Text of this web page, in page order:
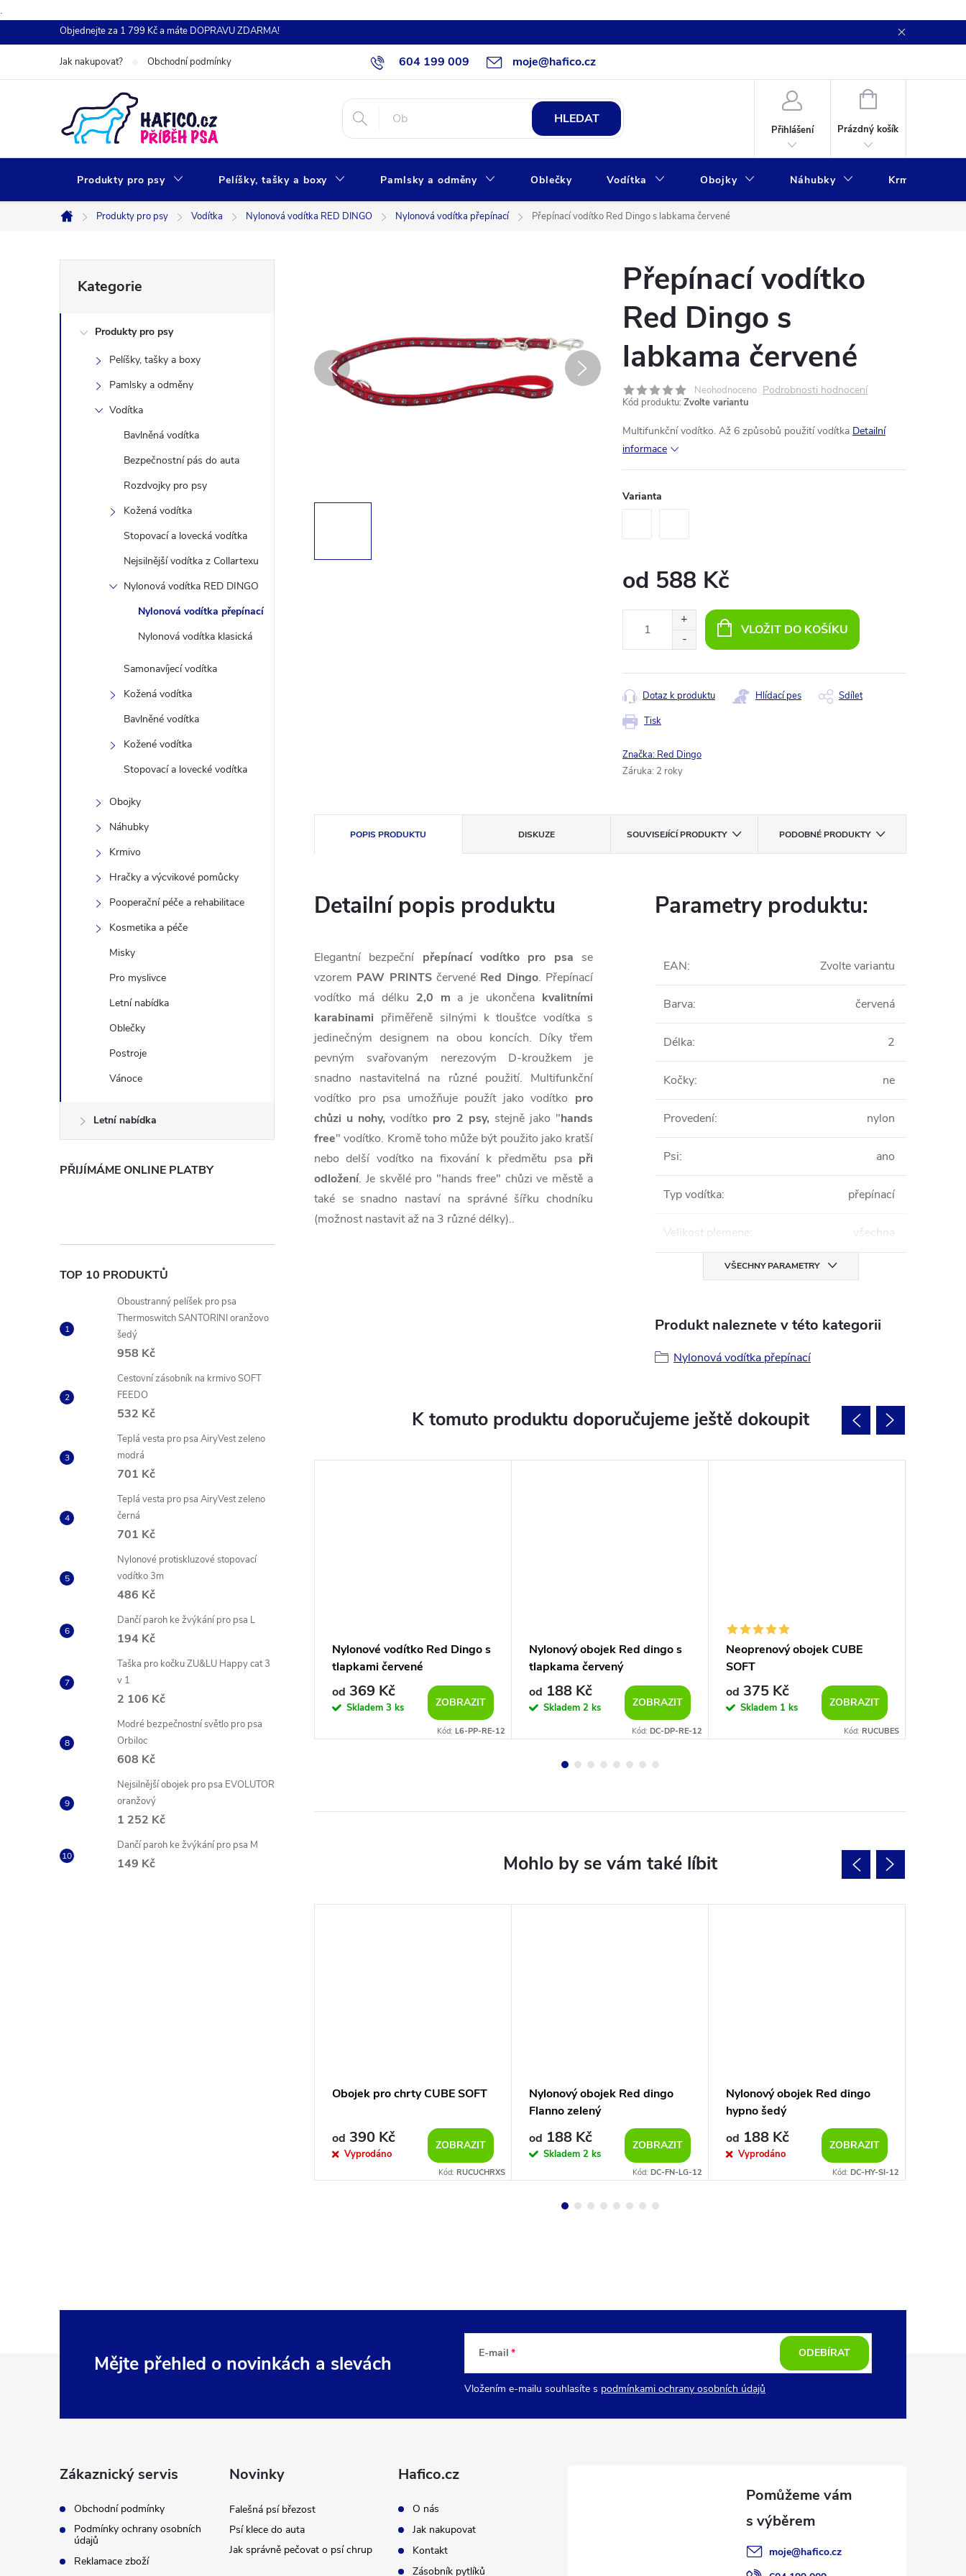
.
na
Objednejte za 1 799 Kč a máte DOPRAVU ZDARMA!
604 199 009 moje@hafico.cz
Jak nakupovat? Obchodní podmínky
HLEDAT
Přihlášení
NÁKUPNÍ
Prázdný košík
Produkty pro psy Pelíšky, tašky a boxy Pamlsky a odměny Oblečky Vodítka Obojky Náhubky Krmivo
Domů
Produkty pro psy Vodítka Nylonová vodítka RED DINGO Nylonová vodítka přepínací Přepínací vodítko Red Dingo s labkama červené
o
kategorie
Kategorie
Produkty pro psy
Pelíšky, tašky a boxy
Pamlsky a odměny
Vodítka
Bavlněná vodítka
Bezpečnostní pás do auta
Rozdvojky pro psy
Kožená vodítka
Stopovací a lovecká vodítka
Nejsilnější vodítka z Collartexu
Nylonová vodítka RED DINGO
Nylonová vodítka přepínací
Nylonová vodítka klasická
Samonavíjecí vodítka
Kožená vodítka
Bavlněné vodítka
Kožené vodítka
Stopovací a lovecké vodítka
Obojky
Náhubky
Krmivo
Hračky a výcvikové pomůcky
Pooperační péče a rehabilitace
Kosmetika a péče
Misky
Pro myslivce
Letní nabídka
Oblečky
Postroje
Vánoce
Letní nabídka
PŘIJÍMÁME ONLINE PLATBY
TOP 10 PRODUKTŮ
Oboustranný pelíšek pro psa
Thermoswitch SANTORINI oranžovo
šedý
958 Kč
Cestovní zásobník na krmivo SOFT
FEEDO
532 Kč
Teplá vesta pro psa AiryVest zeleno
modrá
701 Kč
Teplá vesta pro psa AiryVest zeleno
černá
701 Kč
Nylonové protiskluzové stopovací
vodítko 3m
486 Kč
Dančí paroh ke žvýkání pro psa L
194 Kč
Taška pro kočku ZU&LU Happy cat 3
v 1
2 106 Kč
Modré bezpečnostní světlo pro psa
Orbiloc
608 Kč
Nejsilnější obojek pro psa EVOLUTOR
oranžový
1 252 Kč
Dančí paroh ke žvýkání pro psa M
149 Kč
Přepínací vodítko
Red Dingo s
labkama červené
Neohodnoceno Podrobnosti hodnocení
Kód produktu: Zvolte variantu
Multifunkční vodítko. Až 6 způsobů použití vodítka Detailní
informace
Varianta
od 588 Kč
VLOŽIT DO KOŠÍKU
Tisk
Dotaz k produktu Hlídací pes Sdílet
Značka: Red Dingo
Záruka: 2 roky
POPIS PRODUKTU DISKUZE SOUVISEJÍCÍ PRODUKTY PODOBNÉ PRODUKTY
Detailní popis produktu
Elegantní bezpeční přepínací vodítko pro psa se
vzorem PAW PRINTSčervené Red Dingo. Přepínací
vodítko má délku 2,0 m a je ukončena kvalitními
karabinami přiměřeně silnými k tloušťce vodítka s
jedinečným designem na obou koncích. Díky třem
pevným svařovaným nerezovým D-kroužkem je
snadno nastavitelná na různé použití. Multifunkční
vodítko pro psa umožňuje použít jako vodítko pro
chůzi u nohy, vodítko pro 2 psy, stejně jako "hands
free" vodítko. Kromě toho může být použito jako kratší
nebo delší vodítko na fixování k předmětu psa při
odložení. Je skvělé pro "hands free" chůzi ve městě a
také se snadno nastaví na správné šířku chodníku
(možnost nastavit až na 3 různé délky)..
Parametry produktu:
EAN: Zvolte variantu
Barva: červená
Délka: 2
Kočky: ne
Provedení: nylon
Psi: ano
Typ vodítka: přepínací
Velikost plemene: všechna
VŠECHNY PARAMETRY
Produkt naleznete v této kategorii
Nylonová vodítka přepínací
K tomuto produktu doporučujeme ještě dokoupit
nylonový obojek Red dingo
od 349 Kč
Kód:
Nylonové vodítko Red Dingo s
tlapkami červené
od 369 Kč
Skladem 3 ks ZOBRAZIT
Kód: L6-PP-RE-12
Nylonový obojek Red dingo s
tlapkama červený
od 188 Kč
Skladem 2 ks ZOBRAZIT
Kód: DC-DP-RE-12
Neoprenový obojek CUBE
SOFT
od 375 Kč
Skladem 1 ks ZOBRAZIT
Kód: RUCUBES
Obojek pro chrty CUBE SOFT
od 390 Kč
Vyprodáno
ZOBRAZIT
Kód: RUCUCHRXS
Nylonový obojek Red dingo
Flanno zelený
od 188 Kč
Skladem 2 ks
ZOBRAZIT
Kód: DC-FN-LG-12
Nylonový obojek Red dingo
hypno šedý
od 188 Kč
Vyprodáno
ZOBRAZIT
Kód: DC-HY-SI-12
Mějte přehled o novinkách a slevách E-mail
Vložením e-mailu souhlasíte s podmínkami ochrany osobních údajů
ODEBÍRAT
Zákaznický servis
Obchodní podmínky
Podmínky ochrany osobních
údajů
Reklamace zboží
Novinky
Falešná psí březost
Psí klece do auta
Jak správně pečovat o psí chrup
Hafico.cz
O nás
Jak nakupovat
Kontakt
Zásobník pytlíků
moje@hafico.cz